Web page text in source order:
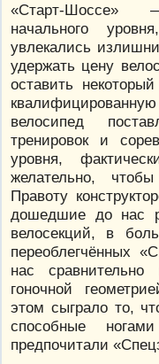
«Старт-Шоссе»
начального
увлекались
удержать цену
оставить
велосипед
тренировок и
уровня,
желательно,
Правоту
дошедшие до нас
велосекций, в
переоблегчённых
нас
гоночной
этом сыграло то,
способные
предпочитали